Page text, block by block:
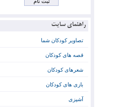
راهنمای سایت
تصاویر کودکان شما
قصه های کودکان
شعرهای کودکان
بازی های کودکان
آشپزی